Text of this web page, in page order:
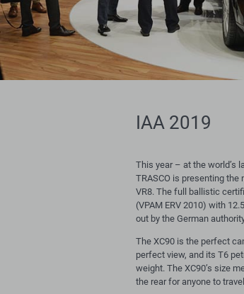
IAA 2019
This year – at the world’s
TRASCO is presenting the
VR8. The full ballistic
(VPAM ERV 2010) with
out by the German
The XC90 is the perfect
perfect view, and its T6
weight. The XC90’s size
the rear for anyone to